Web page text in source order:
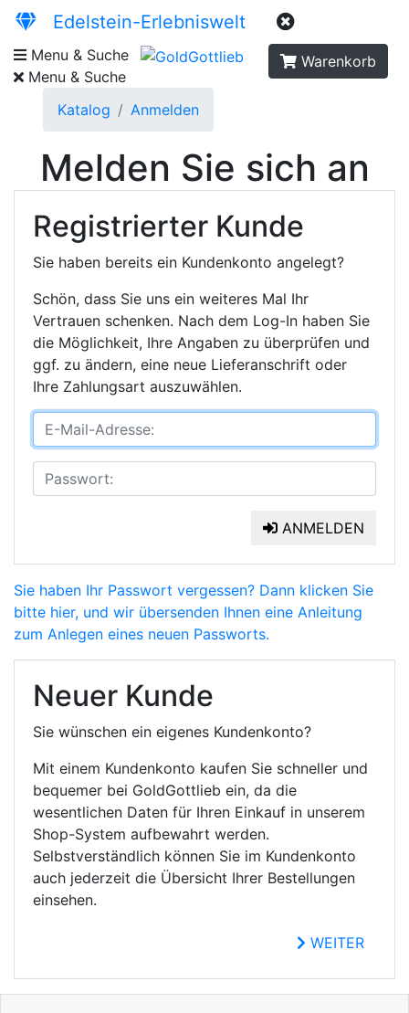
Edelstein-Erlebniswelt
Menu & Suche
Menu & Suche
Warenkorb
Katalog Anmelden
Melden Sie sich an
Neuer Kunde
Sie wünschen ein eigenes Kundenkonto?
Mit einem Kundenkonto kaufen Sie schneller und
bequemer bei GoldGottlieb ein, da die
wesentlichen Daten für Ihren Einkauf in unserem
Shop-System aufbewahrt werden.
Selbstverständlich können Sie im Kundenkonto
auch jederzeit die Übersicht Ihrer Bestellungen
einsehen.
WEITER
Registrierter Kunde
Sie haben bereits ein Kundenkonto angelegt?
Schön, dass Sie uns ein weiteres Mal Ihr
Vertrauen schenken. Nach dem Log-In haben Sie
die Möglichkeit, Ihre Angaben zu überprüfen und
ggf. zu ändern, eine neue Lieferanschrift oder
Ihre Zahlungsart auszuwählen.
ANMELDEN
Sie haben Ihr Passwort vergessen? Dann klicken Sie
bitte hier, und wir übersenden Ihnen eine Anleitung
zum Anlegen eines neuen Passworts.